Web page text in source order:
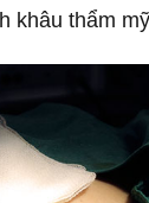
khâu thẩm